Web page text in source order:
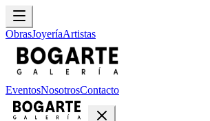
ObrasJoyeríaArtistas
EventosNosotrosContacto